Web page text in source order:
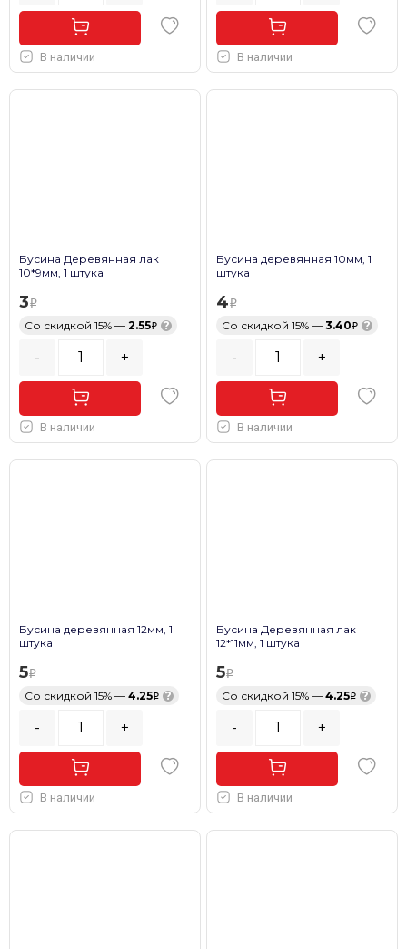
В наличии В наличии
Бусина Деревянная лак
10*9мм, 1 штука
3
Со скидкой 15% — 2.55 ?
- +
В наличии
Бусина деревянная 10мм, 1
штука
4
Со скидкой 15% — 3.40 ?
- +
В наличии
Бусина деревянная 12мм, 1
штука
5
Со скидкой 15% — 4.25 ?
- +
В наличии
Бусина Деревянная лак
12*11мм, 1 штука
5
Со скидкой 15% — 4.25 ?
- +
В наличии